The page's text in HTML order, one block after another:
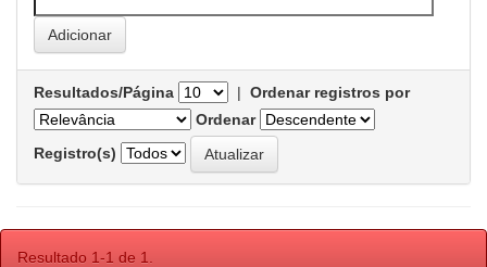
Resultados/Página | Ordenar registros por
Ordenar
Registro(s)
Resultado 1-1 de 1.